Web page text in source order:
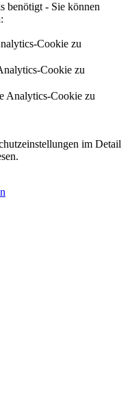
benötigt - Sie können
Cookie zu
Cookie zu
Analytics-Cookie zu
im Detail